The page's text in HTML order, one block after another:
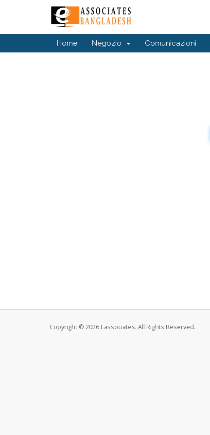
Home Negozio Comunicazioni
Copyright © 2026 Eassociates. All Rights Reserved.